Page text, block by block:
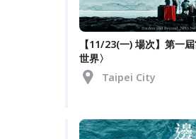
【11/23(一) 場次】第一
世界〉
Taipei City